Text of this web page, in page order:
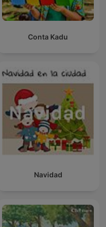
Conta Kadu
Navidad